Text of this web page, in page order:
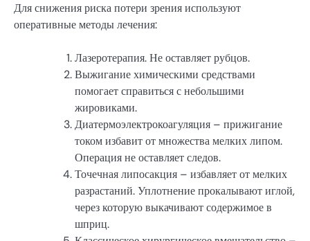
Для снижения риска потери зрения используют
оперативные методы лечения:
Лазеротерапия. Не оставляет рубцов.
Выжигание химическими средствами
помогает справиться с небольшими
жировиками.
Диатермоэлектрокоагуляция – прижигание
током избавит от множества мелких липом.
Операция не оставляет следов.
Точечная липосакция – избавляет от мелких
разрастаний. Уплотнение прокалывают иглой,
через которую выкачивают содержимое в
шприц.